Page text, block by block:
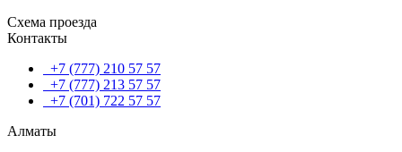
Схема проезда
Контакты
+7 (777) 210 57 57
+7 (777) 213 57 57
+7 (701) 722 57 57
Алматы